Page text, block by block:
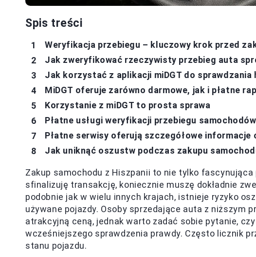
Spis treści
Weryfikacja przebiegu – kluczowy krok przed
Jak zweryfikować rzeczywisty przebieg auta
Jak korzystać z aplikacji miDGT do
MiDGT oferuje zarówno darmowe, jak i płatne
Korzystanie z miDGT to prosta sprawa
Płatne usługi weryfikacji przebiegu
Płatne serwisy oferują szczegółowe informacje
Jak uniknąć oszustw podczas zakupu
Zakup samochodu z Hiszpanii to nie tylko
sfinalizuję transakcję, koniecznie muszę dokładnie
podobnie jak w wielu innych krajach, istnieje ryzyko
używane pojazdy. Osoby sprzedające auta z niższym
atrakcyjną ceną, jednak warto zadać sobie pytanie,
wcześniejszego sprawdzenia prawdy. Często licznik
stanu pojazdu.